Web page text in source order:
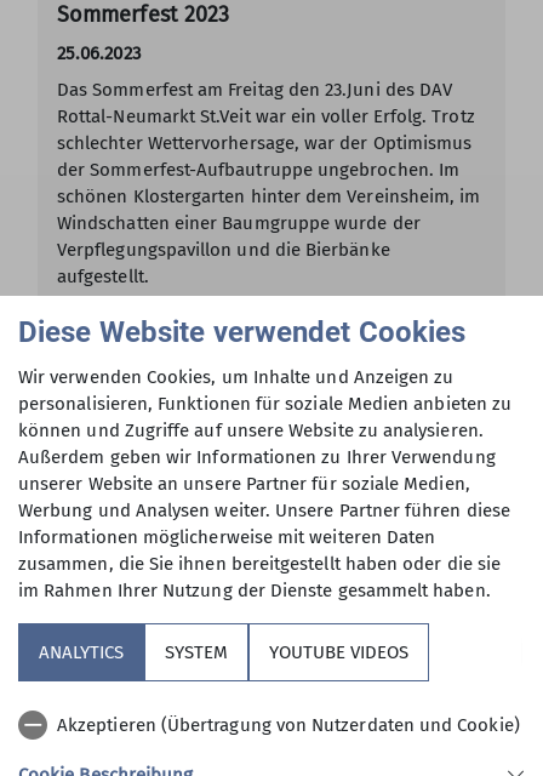
Sommerfest 2023
25.06.2023
Das Sommerfest am Freitag den 23.Juni des DAV
Rottal-Neumarkt St.Veit war ein voller Erfolg. Trotz
schlechter Wettervorhersage, war der Optimismus
der Sommerfest-Aufbautruppe ungebrochen. Im
schönen Klostergarten hinter dem Vereinsheim, im
Windschatten einer Baumgruppe wurde der
Verpflegungspavillon und die Bierbänke
aufgestellt.
mehr erfahren
Andere Themen
Berichte Berichte 2022 Berichte 2023 Berichte 2024
Berichte 2025 Berichte 2026 Gruppen Kurs
Kurs 2023 Kurs 2024 Kurs 2025 Kurs 2026 MTB
News 2026 Programm Programm 2023 Programm 2024
Programm 2025 Programm 2026 Veranstaltung 2024
Diese Website verwendet Cookies
Wir verwenden Cookies, um Inhalte und Anzeigen zu
personalisieren, Funktionen für soziale Medien anbieten zu
können und Zugriffe auf unsere Website zu analysieren.
Außerdem geben wir Informationen zu Ihrer Verwendung
unserer Website an unsere Partner für soziale Medien,
Werbung und Analysen weiter. Unsere Partner führen diese
Informationen möglicherweise mit weiteren Daten
zusammen, die Sie ihnen bereitgestellt haben oder die sie
im Rahmen Ihrer Nutzung der Dienste gesammelt haben.
ANALYTICS SYSTEM YOUTUBE VIDEOS
Akzeptieren (Übertragung von Nutzerdaten und Cookie)